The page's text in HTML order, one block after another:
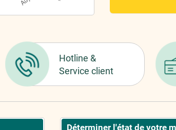
Hotline &
Service client
Déterminer l'état de votre